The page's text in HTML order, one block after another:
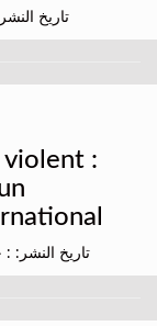
تاريخ النشر: : أحد
violent :
تاريخ النشر: : خميس 25